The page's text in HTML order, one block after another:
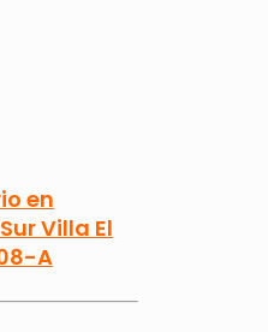
en
Villa El
A